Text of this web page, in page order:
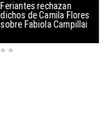
Feriantes rechazan
dichos de Camila Flores
sobre Fabiola Campillai